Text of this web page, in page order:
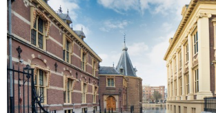
gehaakt. Twee demonstranten klimmen in
spandoek op te hangen met de tekst: ‘Stop de
Na een paar uur halen agenten de
Climate justice now. You are not alone. Wij
scanderen de aanwezigen. En dat gebeurt.